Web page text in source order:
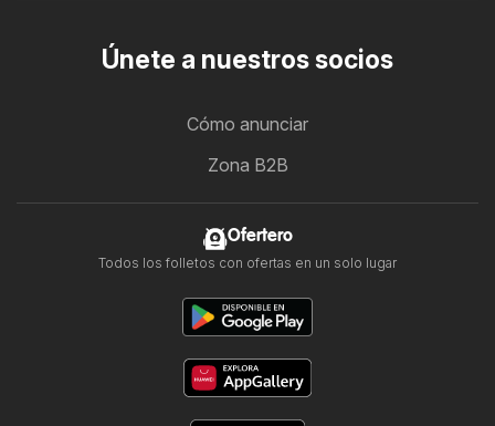
Únete a nuestros socios
Cómo anunciar
Zona B2B
Ofertero
Todos los folletos con ofertas en un solo lugar